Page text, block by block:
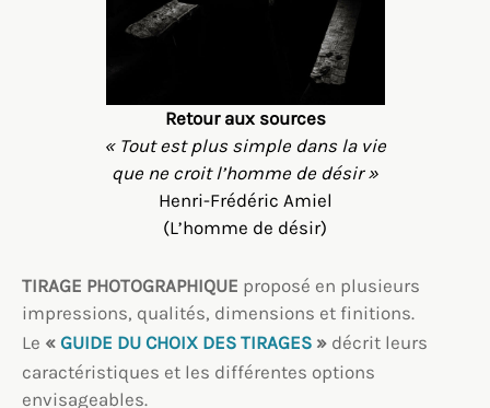
Retour aux sources
« Tout est plus simple dans la vie
que ne croit l’homme de désir »
Henri-Frédéric Amiel
(L’homme de désir)
TIRAGE PHOTOGRAPHIQUE proposé en plusieurs
impressions, qualités, dimensions et finitions.
Le « GUIDE DU CHOIX DES TIRAGES » décrit leurs
caractéristiques et les différentes options
envisageables.